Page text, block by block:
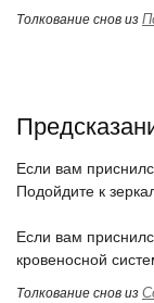
Толкование снов из
Если вам
Подойдите к
Если вам
кровеносной
Толкование снов из